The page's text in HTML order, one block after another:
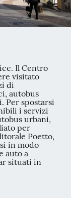
Il Centro
visitato
di
autobus
Per spostarsi
i servizi
urbani,
per
Poetto,
in modo
auto a
situati in